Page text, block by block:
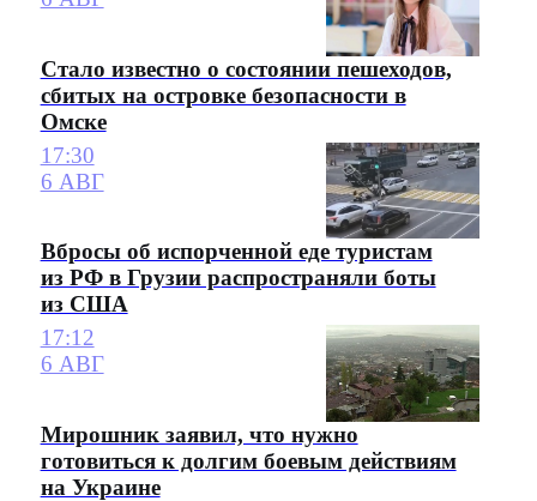
Стало известно о состоянии пешеходов,
сбитых на островке безопасности в
Омске
17:30
6 АВГ
Вбросы об испорченной еде туристам
из РФ в Грузии распространяли боты
из США
17:12
6 АВГ
Мирошник заявил, что нужно
готовиться к долгим боевым действиям
на Украине